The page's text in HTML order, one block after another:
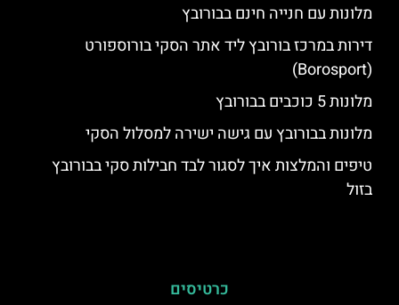
מלונות עם חנייה חינם בבורובץ
דירות במרכז בורובץ ליד אתר הסקי בורוספורט
(Borosport)
מלונות 5 כוכבים בבורובץ
מלונות בבורובץ עם גישה ישירה למסלול הסקי
טיפים והמלצות איך לסגור לבד חבילות סקי בבורובץ
בזול
כרטיסים